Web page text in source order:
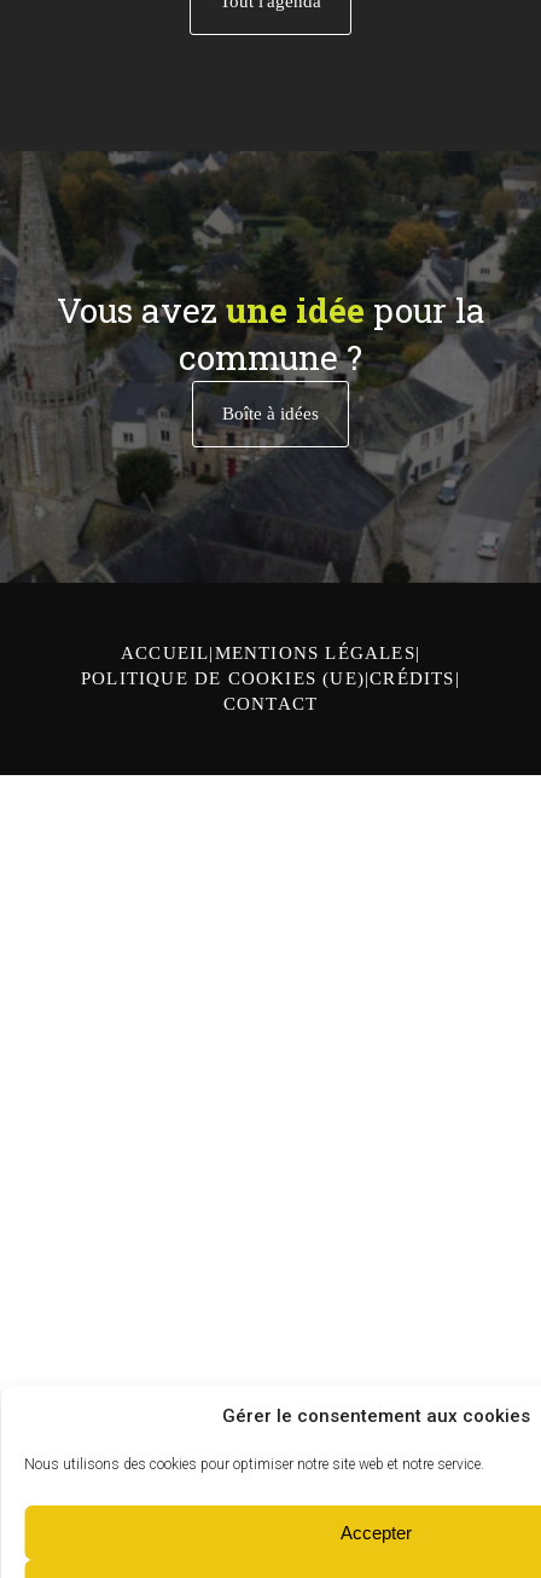
Gérer le consentement aux cookies
Nous utilisons des cookies pour optimiser notre site web et notre service.
Accepter
Vous avezune idéepour la
commune ?
Boîte à idées
ACCUEIL MENTIONS LÉGALES
POLITIQUE DE COOKIES (UE) CRÉDITS
CONTACT